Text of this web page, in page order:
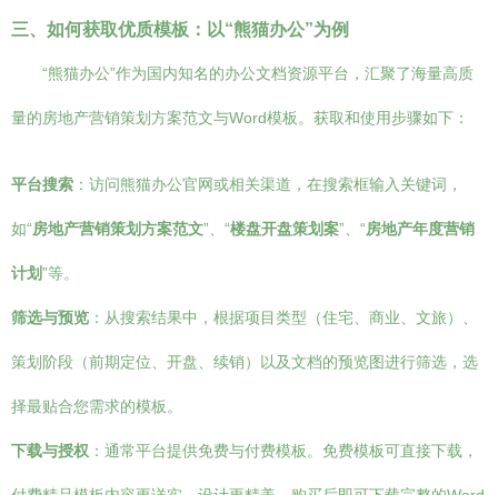
三、如何获取优质模板：以“熊猫办公”为例
“熊猫办公”作为国内知名的办公文档资源平台，汇聚了海量高质
量的房地产营销策划方案范文与Word模板。获取和使用步骤如下：
平台搜索 ：访问熊猫办公官网或相关渠道，在搜索框输入关键词，
如“房地产营销策划方案范文”、“楼盘开盘策划案”、“房地产年度营销
计划”等。
筛选与预览 ：从搜索结果中，根据项目类型（住宅、商业、文旅）、
策划阶段（前期定位、开盘、续销）以及文档的预览图进行筛选，选
择最贴合您需求的模板。
下载与授权 ：通常平台提供免费与付费模板。免费模板可直接下载，